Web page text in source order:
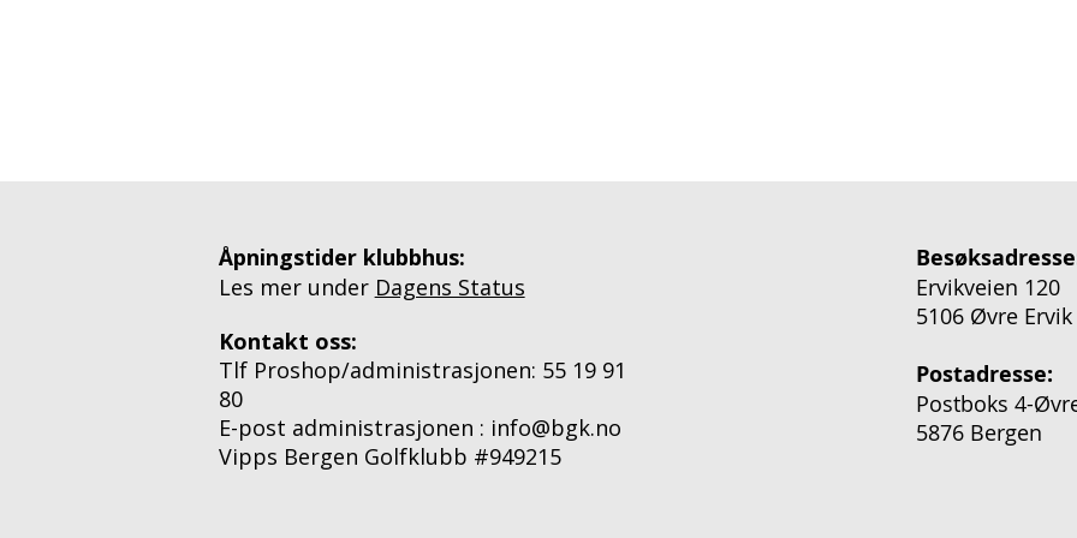
Åpningstider klubbhus:
Les mer under Dagens Status
Kontakt oss:
Tlf Proshop/administrasjonen: 55 19 91
80
E-post administrasjonen : info@bgk.no
Vipps Bergen Golfklubb #949215
Ervikveien 120
5106 Øvre Ervik
Postadresse:
Postboks 4-
5876 Bergen